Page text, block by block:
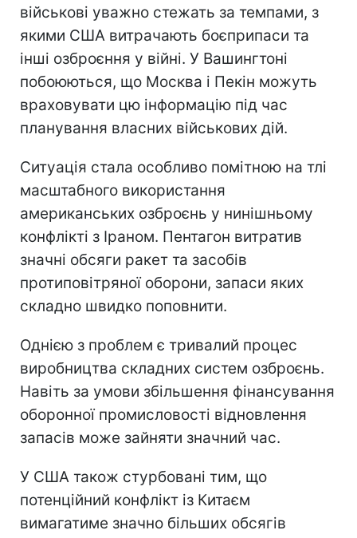
військові уважно стежать за темпами, з
якими США витрачають боєприпаси та
інші озброєння у війні. У Вашингтоні
побоюються, що Москва і Пекін можуть
враховувати цю інформацію під час
планування власних військових дій.
Ситуація стала особливо помітною на тлі
масштабного використання
американських озброєнь у нинішньому
конфлікті з Іраном. Пентагон витратив
значні обсяги ракет та засобів
протиповітряної оборони, запаси яких
складно швидко поповнити.
Однією з проблем є тривалий процес
виробництва складних систем озброєнь.
Навіть за умови збільшення фінансування
оборонної промисловості відновлення
запасів може зайняти значний час.
У США також стурбовані тим, що
потенційний конфлікт із Китаєм
вимагатиме значно більших обсягів